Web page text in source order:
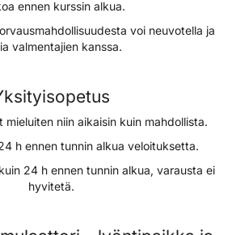
ennen kurssin alkua.
voi neuvotella ja
valmentajien kanssa.
mieluiten niin aikaisin kuin mahdollista.
h ennen tunnin alkua veloituksetta.​​​​​​​
24 h ennen tunnin alkua, varausta ei
hyvitetä.